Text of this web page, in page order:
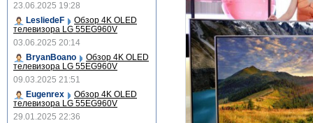
23.06.2025 19:28
LesliedeF
Обзор 4K OLED
телевизора LG 55EG960V
03.06.2025 20:14
BryanBoano
Обзор 4K OLED
телевизора LG 55EG960V
09.03.2025 21:51
Eugenrex
Обзор 4K OLED
телевизора LG 55EG960V
29.01.2025 22:36